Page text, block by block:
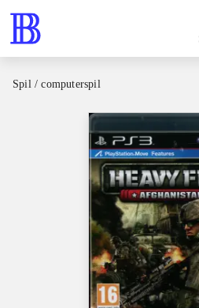
Spil / computerspil